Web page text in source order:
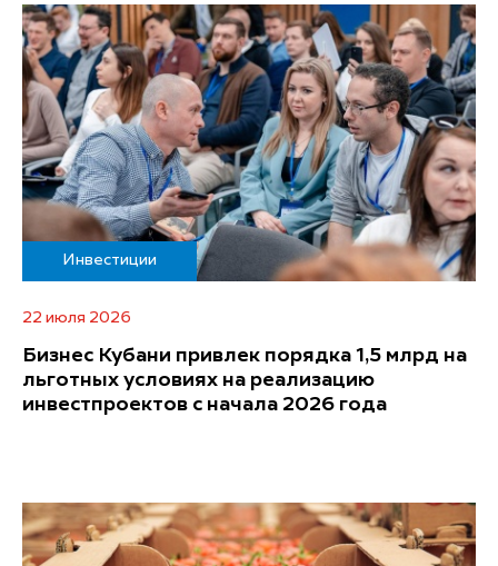
Инвестиции
22 июля 2026
Бизнес Кубани привлек порядка 1,5 млрд на
льготных условиях на реализацию
инвестпроектов с начала 2026 года